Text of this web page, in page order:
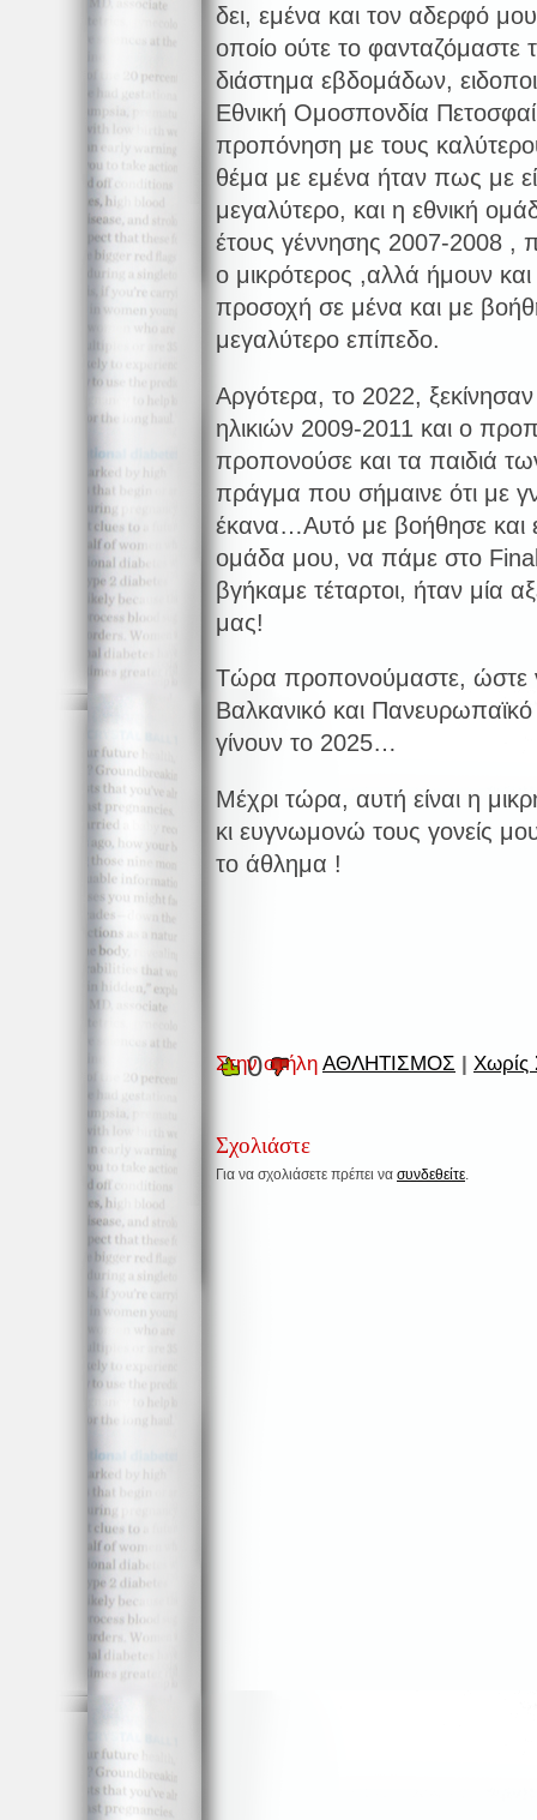
δει, εμένα και τον αδερφό
οποίο ούτε το
διάστημα εβδομάδων,
Εθνική Ομοσπονδία
προπόνηση με τους
θέμα με εμένα ήταν πως με
μεγαλύτερο, και η εθνική
έτους γέννησης 2007-2008 ,
ο μικρότερος ,αλλά ήμουν
προσοχή σε μένα και με
μεγαλύτερο επίπεδο.
Αργότερα, το 2022,
ηλικιών 2009-2011 και ο
προπονούσε και τα παιδιά
πράγμα που σήμαινε ότι με
έκανα…Αυτό με βοήθησε και
ομάδα μου, να πάμε στο
βγήκαμε τέταρτοι, ήταν μία
μας!
Τώρα προπονούμαστε, ώστε
Βαλκανικό και
γίνουν το 2025…
Μέχρι τώρα, αυτή είναι η
κι ευγνωμονώ τους γονείς
το άθλημα !
Στην στήλη ΑΘΛΗΤΙΣΜΟΣ | Χωρίς
0
Σχολιάστε
Για να σχολιάσετε πρέπει να συνδεθείτε